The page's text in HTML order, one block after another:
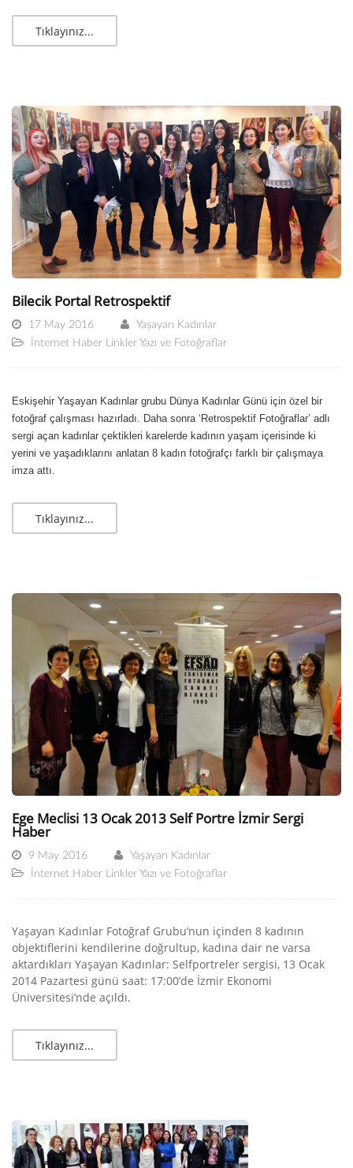
Tıklayınız...
Bilecik Portal Retrospektif
17 May 2016
Yaşayan Kadınlar
İnternet Haber Linkler Yazı ve Fotoğraflar
Eskişehir Yaşayan Kadınlar grubu Dünya Kadınlar Günü için özel bir
fotoğraf çalışması hazırladı. Daha sonra ‘Retrospektif Fotoğraflar’ adlı
sergi açan kadınlar çektikleri karelerde kadının yaşam içerisinde ki
yerini ve yaşadıklarını anlatan 8 kadın fotoğrafçı farklı bir çalışmaya
imza attı.
Tıklayınız...
Ege Meclisi 13 Ocak 2013 Self Portre İzmir Sergi
Haber
9 May 2016
Yaşayan Kadınlar
İnternet Haber Linkler Yazı ve Fotoğraflar
Yaşayan Kadınlar Fotoğraf Grubu’nun içinden 8 kadının
objektiflerini kendilerine doğrultup, kadına dair ne varsa
aktardıkları Yaşayan Kadınlar: Selfportreler sergisi, 13 Ocak
2014 Pazartesi günü saat: 17:00’de İzmir Ekonomi
Üniversitesi’nde açıldı.
Tıklayınız...